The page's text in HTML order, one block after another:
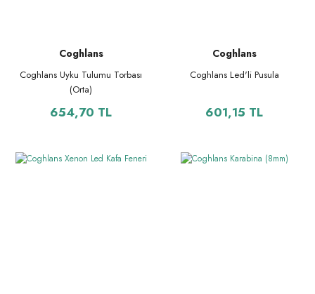
Coghlans
Coghlans Uyku Tulumu Torbası
(Orta)
654,70 TL
Coghlans
Coghlans Led'li Pusula
601,15 TL